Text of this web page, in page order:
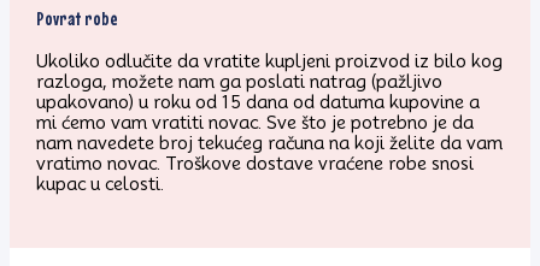
Povrat robe
Ukoliko odlučite da vratite kupljeni proizvod iz bilo kog
razloga, možete nam ga poslati natrag (pažljivo
upakovano) u roku od 15 dana od datuma kupovine a
mi ćemo vam vratiti novac. Sve što je potrebno je da
nam navedete broj tekućeg računa na koji želite da vam
vratimo novac. Troškove dostave vraćene robe snosi
kupac u celosti.